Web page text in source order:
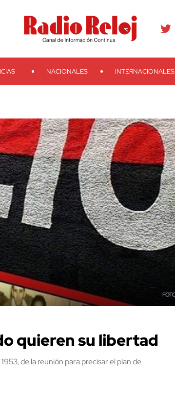
TelegramTeveo Ivoox RSS Search
NACIONALES INTERNACIONALES
quieren su libertad
de la reunión para precisar el plan de